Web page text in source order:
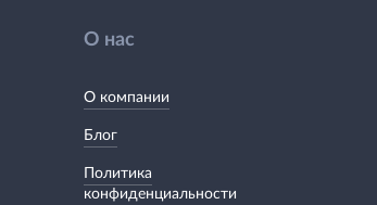
О нас
О компании
Блог
Политика
конфиденциальности